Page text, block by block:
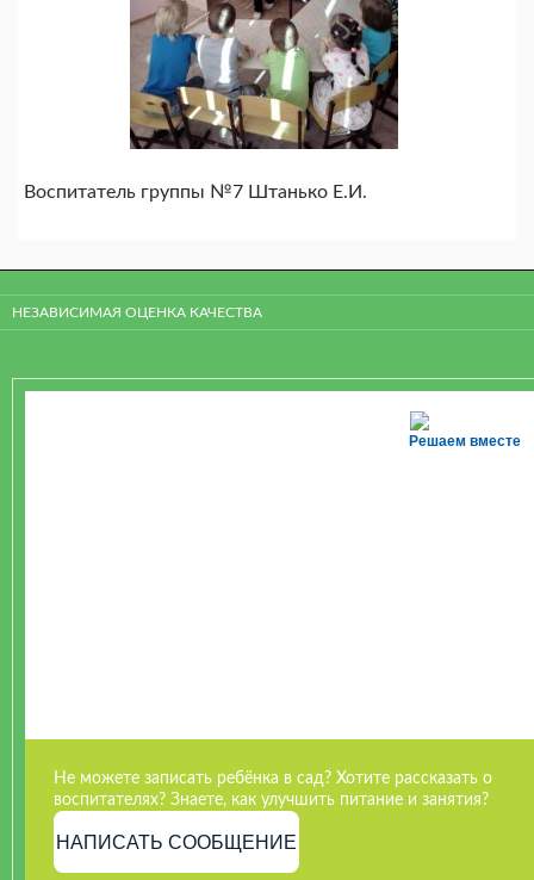
Воспитатель группы №7 Штанько Е.И.
НЕЗАВИСИМАЯ ОЦЕНКА КАЧЕСТВА
Решаем вместе
Не можете записать ребёнка в сад? Хотите рассказать о
воспитателях? Знаете, как улучшить питание и занятия?
НАПИСАТЬ СООБЩЕНИЕ